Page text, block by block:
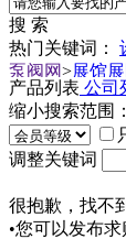
搜 索
热门关键词：
泵阀网>展馆
产品列表 公司
缩小搜索范围：
调整关键词
很抱歉，找不
•您可以发布